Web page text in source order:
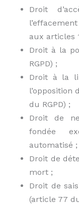
Droit
aux articles
Droit à la
RGPD) ;
Droit à la
l’opposition
du RGPD) ;
Droit de
fondée
automatisé ;
Droit de
mort ;
Droit de
(article 77